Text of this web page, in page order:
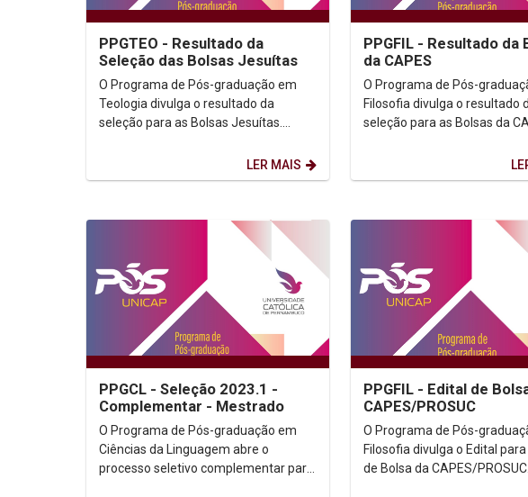
PPGTEO - Resultado da
Seleção das Bolsas Jesuítas
O Programa de Pós-graduação em
Teologia divulga o resultado da
seleção para as Bolsas Jesuítas.
LER MAIS
PPGFIL - Resultado da
da CAPES
O Programa de Pós-
Filosofia divulga o resultado
seleção para as Bolsas da
PPGCL - Seleção 2023.1 -
Complementar - Mestrado
O Programa de Pós-graduação em
Ciências da Linguagem abre o
processo seletivo complementar para
PPGFIL - Edital de
CAPES/PROSUC
O Programa de Pós-
Filosofia divulga o Edital
de Bolsa da CAPES/PROSUC. Edital